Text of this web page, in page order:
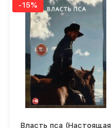
-15%
Власть пса (Настоящая